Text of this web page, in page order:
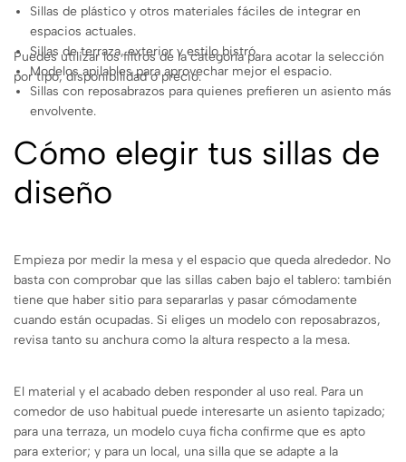
Sillas de plástico y otros materiales fáciles de integrar en
espacios actuales.
Sillas de terraza, exterior y estilo bistró.
Modelos apilables para aprovechar mejor el espacio.
Sillas con reposabrazos para quienes prefieren un asiento más
envolvente.
Puedes utilizar los filtros de la categoría para acotar la selección
por tipo, disponibilidad o precio.
Cómo elegir tus sillas de
diseño
Empieza por medir la mesa y el espacio que queda alrededor. No
basta con comprobar que las sillas caben bajo el tablero: también
tiene que haber sitio para separarlas y pasar cómodamente
cuando están ocupadas. Si eliges un modelo con reposabrazos,
revisa tanto su anchura como la altura respecto a la mesa.
El material y el acabado deben responder al uso real. Para un
comedor de uso habitual puede interesarte un asiento tapizado;
para una terraza, un modelo cuya ficha confirme que es apto
para exterior; y para un local, una silla que se adapte a la